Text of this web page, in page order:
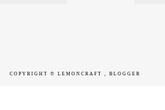
COPYRIGHT © LEMONCRAFT , BLOGGER